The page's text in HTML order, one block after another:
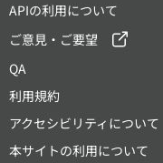
APIの利用について
ご意見・ご要望
QA
利用規約
アクセシビリティについて
本サイトの利用について